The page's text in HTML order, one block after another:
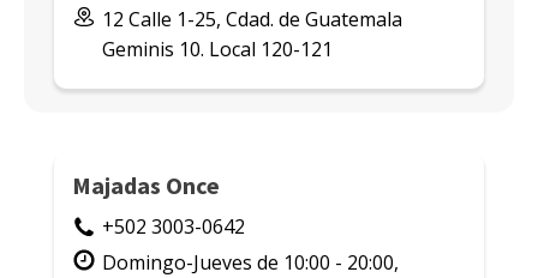
12 Calle 1-25, Cdad. de Guatemala
Geminis 10. Local 120-121
Majadas Once
+502 3003-0642
Domingo-Jueves de 10:00 - 20:00,